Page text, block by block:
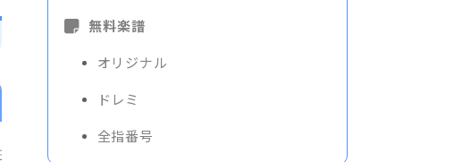
無料楽譜
オリジナル
ドレミ
全指番号